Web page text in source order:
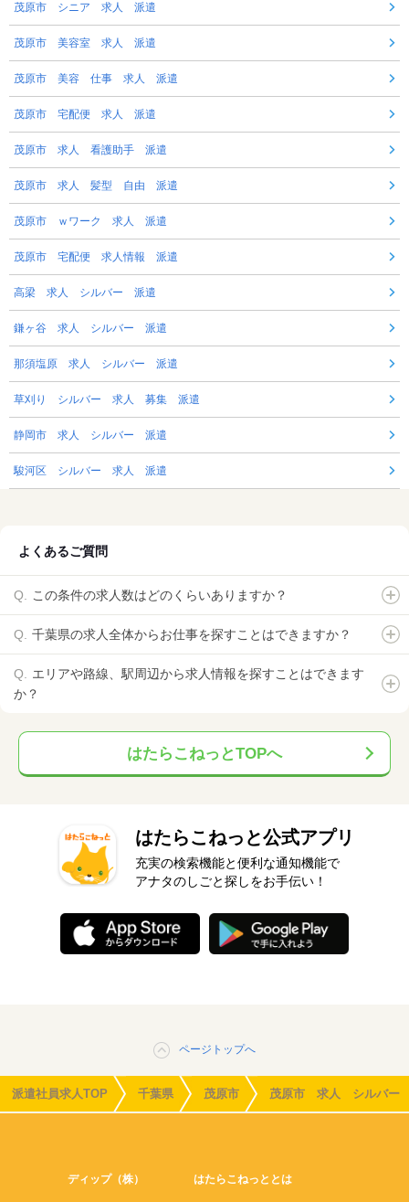
茂原市 シニア 求人 派遣
茂原市 美容室 求人 派遣
茂原市 美容 仕事 求人 派遣
茂原市 宅配便 求人 派遣
茂原市 求人 看護助手 派遣
茂原市 求人 髪型 自由 派遣
茂原市 ｗワーク 求人 派遣
茂原市 宅配便 求人情報 派遣
高梁 求人 シルバー 派遣
鎌ヶ谷 求人 シルバー 派遣
那須塩原 求人 シルバー 派遣
草刈り シルバー 求人 募集 派遣
静岡市 求人 シルバー 派遣
駿河区 シルバー 求人 派遣
よくあるご質問
この条件の求人数はどのくらいありますか？
千葉県の求人全体からお仕事を探すことはできますか？
エリアや路線、駅周辺から求人情報を探すことはできます
か？
はたらこねっとTOPへ
はたらこねっと公式アプリ
充実の検索機能と便利な通知機能で
アナタのしごと探しをお手伝い！
ページトップへ
派遣社員求人TOP 千葉県 茂原市 茂原市 求人 シルバー
ディップ（株） はたらこねっととは